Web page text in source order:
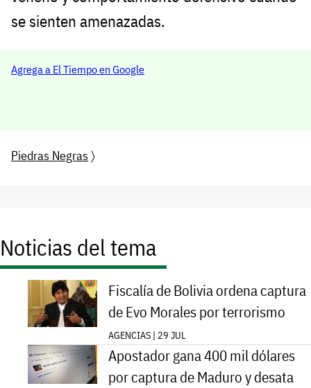
se sienten amenazadas.
Agrega a El Tiempo en Google
Piedras Negras 〉
Noticias del tema
Fiscalía de Bolivia ordena captura
de Evo Morales por terrorismo
AGENCIAS | 29 JUL
Apostador gana 400 mil dólares
por captura de Maduro y desata